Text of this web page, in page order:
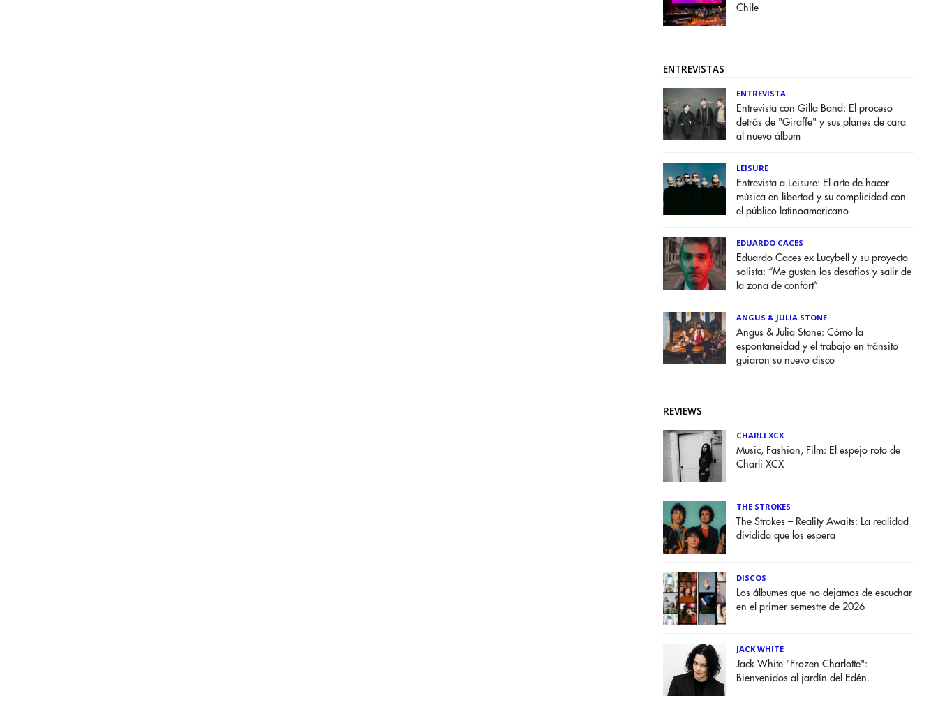
Chile
ENTREVISTAS
ENTREVISTA
Entrevista con Gilla Band: El proceso
detrás de "Giraffe" y sus planes de cara
al nuevo álbum
LEISURE
Entrevista a Leisure: El arte de hacer
música en libertad y su complicidad con
el público latinoamericano
EDUARDO CACES
Eduardo Caces ex Lucybell y su proyecto
solista: “Me gustan los desafíos y salir de
la zona de confort”
ANGUS & JULIA STONE
Angus & Julia Stone: Cómo la
espontaneidad y el trabajo en tránsito
guiaron su nuevo disco
REVIEWS
CHARLI XCX
Music, Fashion, Film: El espejo roto de
Charli XCX
THE STROKES
The Strokes – Reality Awaits: La realidad
dividida que los espera
DISCOS
Los álbumes que no dejamos de escuchar
en el primer semestre de 2026
JACK WHITE
Jack White "Frozen Charlotte":
Bienvenidos al jardín del Edén.